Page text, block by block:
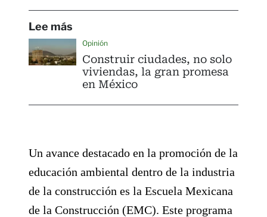
Lee más
Opinión
Construir ciudades, no solo
viviendas, la gran promesa
en México
Un avance destacado en la promoción de la
educación ambiental dentro de la industria
de la construcción es la Escuela Mexicana
de la Construcción (EMC). Este programa